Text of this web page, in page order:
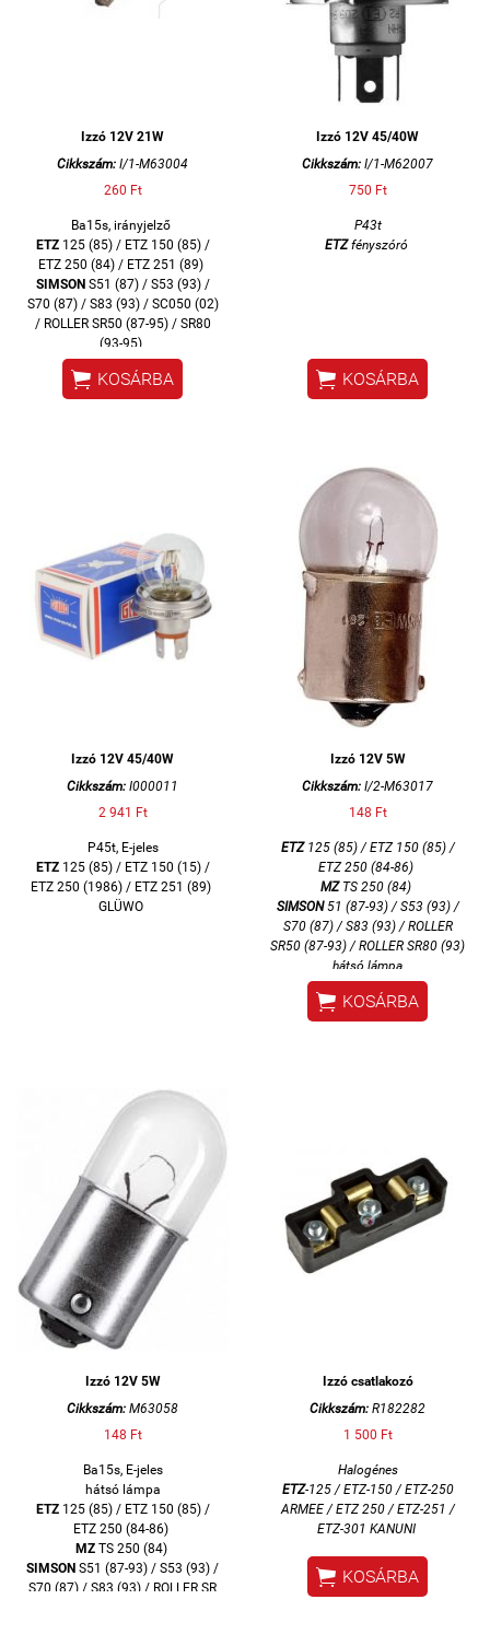
Izzó 12V 21W
Cikkszám: I/1-M63004
260 Ft
Ba15s, irányjelző
ETZ125 (85) / ETZ 150 (85) /
ETZ 250 (84) / ETZ 251 (89)
SIMSONS51 (87) / S53 (93) /
S70 (87) / S83 (93) / SC050 (02)
/ ROLLER SR50 (87-95) / SR80
(93-95)
 KOSÁRBA
Izzó 12V 45/40W
Cikkszám: I/1-M62007
750 Ft
P43t
ETZfényszóró
 KOSÁRBA
Izzó 12V 45/40W
Cikkszám: I000011
2 941 Ft
P45t, E-jeles
ETZ125 (85) / ETZ 150 (15) /
ETZ 250 (1986) / ETZ 251 (89)
GLÜWO
Izzó 12V 5W
Cikkszám: I/2-M63017
148 Ft
ETZ125 (85) / ETZ 150 (85) /
ETZ 250 (84-86)
MZTS 250 (84)
SIMSON51 (87-93) / S53 (93) /
S70 (87) / S83 (93) / ROLLER
SR50 (87-93) / ROLLER SR80 (93)
hátsó lámpa
 KOSÁRBA
Izzó 12V 5W
Cikkszám: M63058
148 Ft
Ba15s, E-jeles
hátsó lámpa
ETZ125 (85) / ETZ 150 (85) /
ETZ 250 (84-86)
MZTS 250 (84)
SIMSON S51 (87-93) / S53 (93) /
S70 (87) / S83 (93) / ROLLER SR
Izzó csatlakozó
Cikkszám: R182282
1 500 Ft
Halogénes
ETZ-125 / ETZ-150 / ETZ-250
ARMEE / ETZ 250 / ETZ-251 /
ETZ-301 KANUNI
 KOSÁRBA